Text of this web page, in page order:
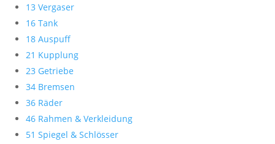
13 Vergaser
16 Tank
18 Auspuff
21 Kupplung
23 Getriebe
34 Bremsen
36 Räder
46 Rahmen & Verkleidung
51 Spiegel & Schlösser